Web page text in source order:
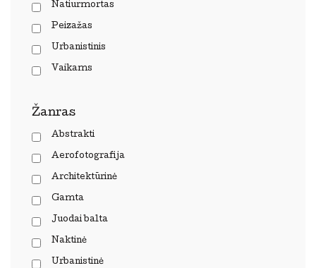
Natiurmortas
Peizažas
Urbanistinis
Vaikams
Žanras
Abstrakti
Aerofotografija
Architektūrinė
Gamta
Juodai balta
Naktinė
Urbanistinė